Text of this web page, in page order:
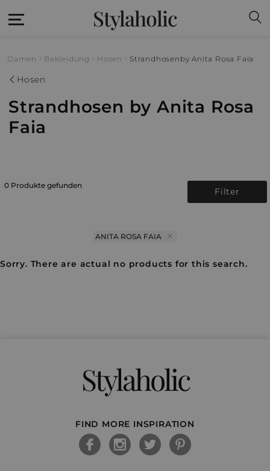
Stylaholic
Damen Bekleidung Hosen Strandhosen by Anita Rosa Faia
Hosen
Strandhosen by Anita Rosa
Faia
0 Produkte gefunden
Filter
ANITA ROSA FAIA
Sorry. There are actual no products for this search.
Stylaholic
FIND MORE INSPIRATION